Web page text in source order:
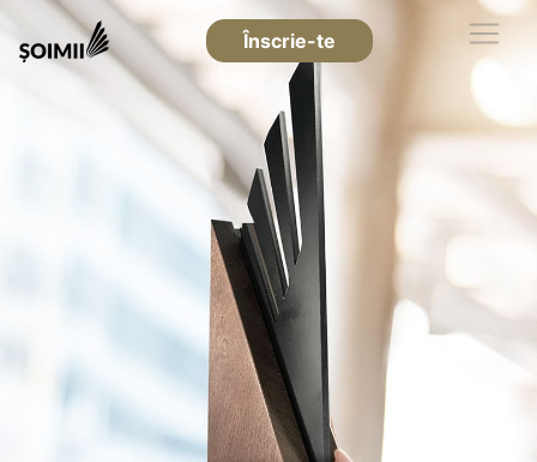
Înscrie-te